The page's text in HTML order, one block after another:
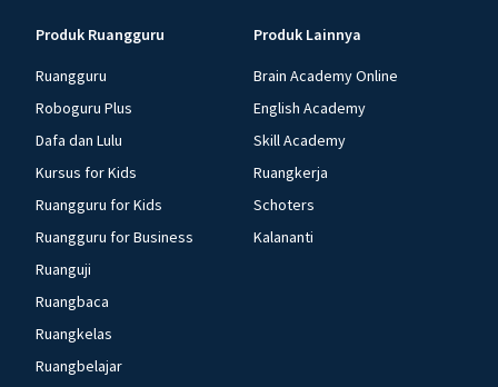
Produk Ruangguru
Ruangguru
Roboguru Plus
Dafa dan Lulu
Kursus for Kids
Ruangguru for Kids
Ruangguru for Business
Ruanguji
Ruangbaca
Ruangkelas
Ruangbelajar
Produk Lainnya
Brain Academy Online
English Academy
Skill Academy
Ruangkerja
Schoters
Kalananti